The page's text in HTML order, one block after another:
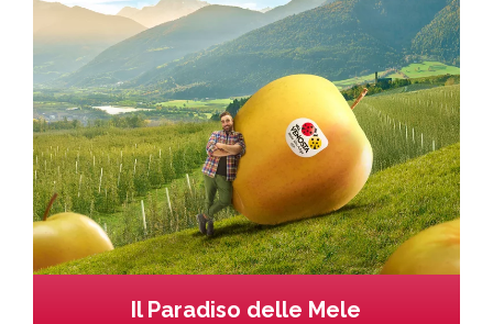
Il Paradiso delle Mele